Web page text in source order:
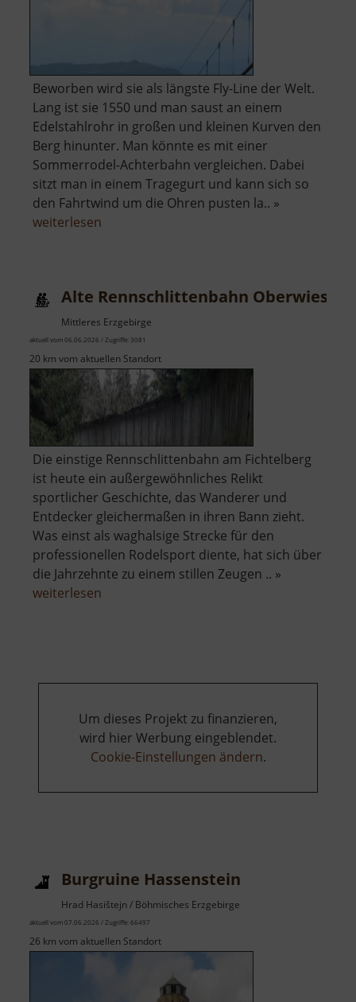
Beworben wird sie als längste Fly-Line der Welt.
Lang ist sie 1550 und man saust an einem
Edelstahlrohr in großen und kleinen Kurven den
Berg hinunter. Man könnte es mit einer
Sommerrodel-Achterbahn vergleichen. Dabei
sitzt man in einem Tragegurt und kann sich so
den Fahrtwind um die Ohren pusten la.. »
weiterlesen
Fichtelberg
Alte Rennschlittenbahn
Mittleres Erzgebirge
aktuell vom 06.06.2026 / Zugriffe: 3081
20 km vom aktuellen Standort
Die einstige Rennschlittenbahn am Fichtelberg
ist heute ein außergewöhnliches Relikt
sportlicher Geschichte, das Wanderer und
Entdecker gleichermaßen in ihren Bann zieht.
Was einst als waghalsige Strecke für den
professionellen Rodelsport diente, hat sich über
die Jahrzehnte zu einem stillen Zeugen .. »
weiterlesen
Um dieses Projekt zu finanzieren,
wird hier Werbung eingeblendet.
Cookie-Einstellungen ändern.
Burgruine Hassenstein
Hrad Hasištejn / Böhmisches Erzgebirge
aktuell vom 07.06.2026 / Zugriffe: 66497
26 km vom aktuellen Standort